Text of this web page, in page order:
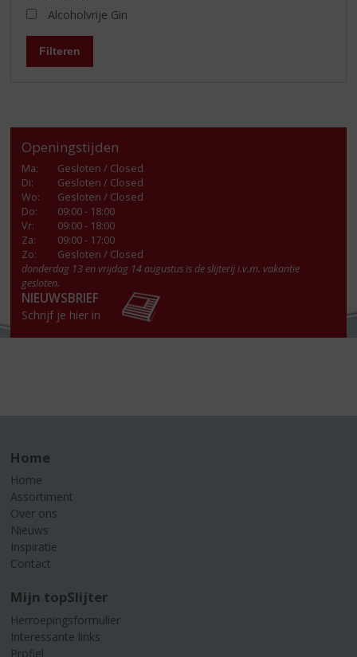
Alcoholvrije Gin
Filteren
Openingstijden
Ma:
Gesloten / Closed
Di:
Gesloten / Closed
Wo:
Gesloten / Closed
Do:
09:00 - 18:00
Vr:
09:00 - 18:00
Za:
09:00 - 17:00
Zo:
Gesloten / Closed
donderdag 13 en vrijdag 14 augustus is de slijterij i.v.m. vakantie
gesloten.
NIEUWSBRIEF
Schrijf je hier in
Home
Home
Assortiment
Over ons
Nieuws
Inspiratie
Contact
Mijn topSlijter
Herroepingsformulier
Interessante links
Profiel